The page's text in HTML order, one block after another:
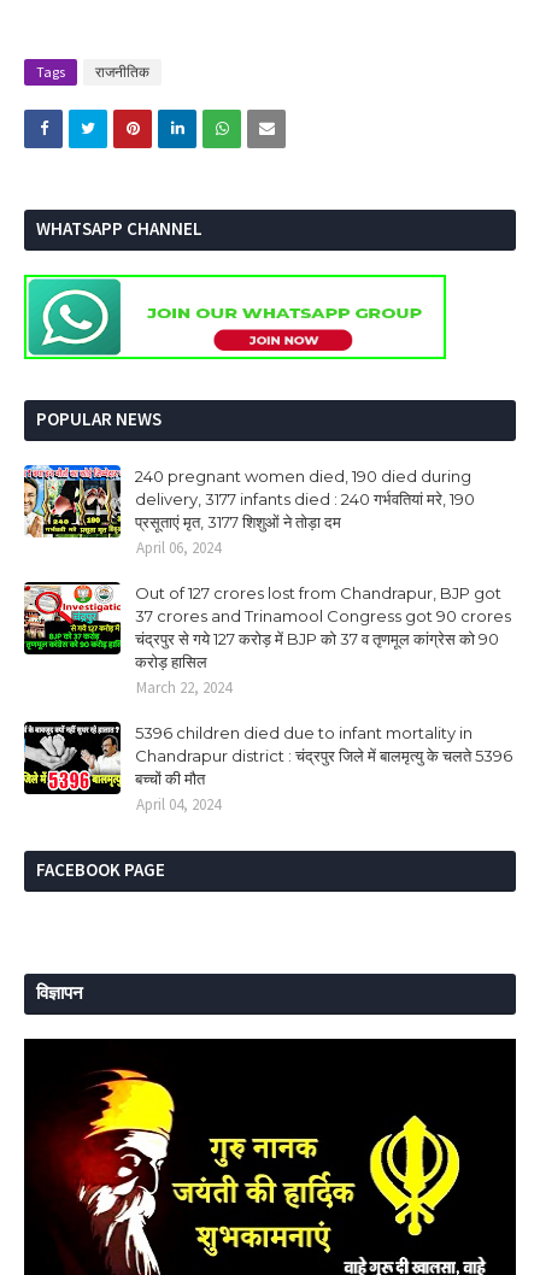
Tags राजनीतिक
WHATSAPP CHANNEL
POPULAR NEWS
240 pregnant women died, 190 died during
delivery, 3177 infants died : 240 गर्भवतियां मरे, 190
प्रसूताएं मृत, 3177 शिशुओं ने तोड़ा दम
April 06, 2024
Out of 127 crores lost from Chandrapur, BJP got
37 crores and Trinamool Congress got 90 crores
चंद्रपुर से गये 127 करोड़ में BJP को 37 व तृणमूल कांग्रेस को 90
करोड़ हासिल
March 22, 2024
5396 children died due to infant mortality in
Chandrapur district : चंद्रपुर जिले में बालमृत्यु के चलते 5396
बच्चों की मौत
April 04, 2024
FACEBOOK PAGE
विज्ञापन